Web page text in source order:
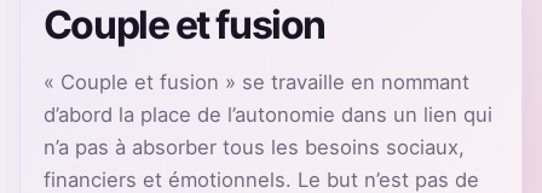
Couple et fusion
« Couple et fusion » se travaille en nommant
d’abord la place de l’autonomie dans un lien qui
n’a pas à absorber tous les besoins sociaux,
financiers et émotionnels. Le but n’est pas de